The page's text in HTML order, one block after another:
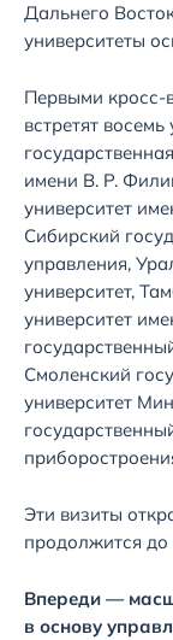
Дальнего
университеты
Первыми кросс-
встретят
имени В. Р.
университет
Сибирский
управления,
университет,
университет
Смоленский
университет
Эти визиты
продолжится до
Впереди —
в основу